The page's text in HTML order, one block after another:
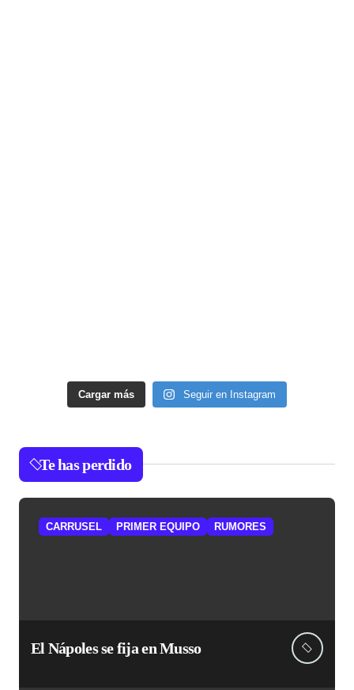
Cargar más Seguir en Instagram
Te has perdido
CARRUSEL PRIMER EQUIPO RUMORES
El Nápoles se fija en Musso